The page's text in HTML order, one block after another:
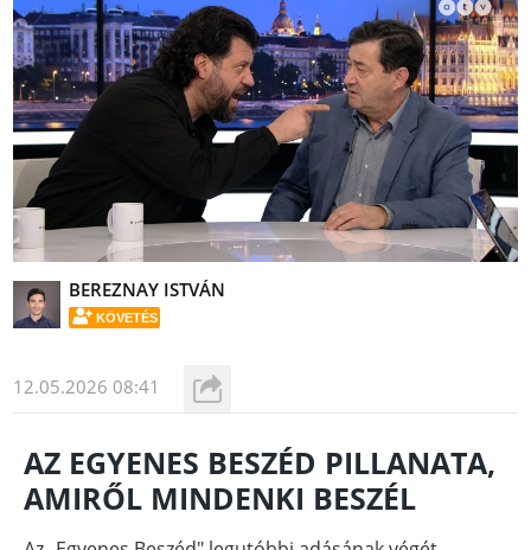
BEREZNAY ISTVÁN
KÖVETÉS
12.05.2026 08:41
AZ EGYENES BESZÉD PILLANATA,
AMIRŐL MINDENKI BESZÉL